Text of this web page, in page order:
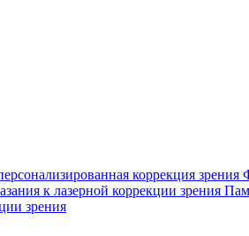
коррекция зрения
к лазерной коррекции зрения
зрения